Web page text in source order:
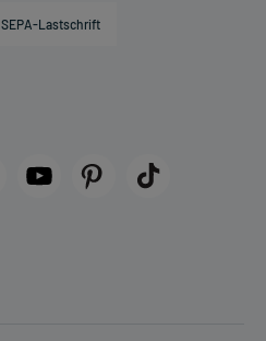
SEPA-Lastschrift